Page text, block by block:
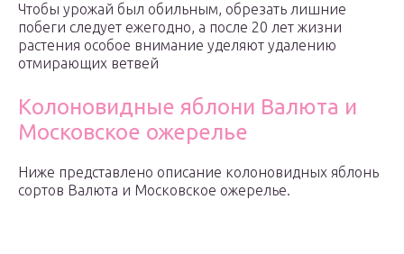
Чтобы урожай был обильным, обрезать лишние
побеги следует ежегодно, а после 20 лет жизни
растения особое внимание уделяют удалению
отмирающих ветвей
Колоновидные яблони Валюта и
Московское ожерелье
Ниже представлено описание колоновидных яблонь
сортов Валюта и Московское ожерелье.